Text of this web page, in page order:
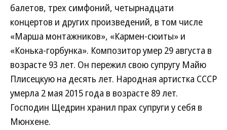
балетов, трех симфоний, четырнадцати
концертов и других произведений, в том числе
«Марша монтажников», «Кармен-сюиты» и
«Конька-горбунка». Композитор умер 29 августа в
возрасте 93 лет. Он пережил свою супругу Майю
Плисецкую на десять лет. Народная артистка СССР
умерла 2 мая 2015 года в возрасте 89 лет.
Господин Щедрин хранил прах супруги у себя в
Мюнхене.